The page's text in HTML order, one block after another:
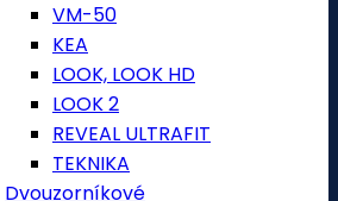
VM-50
KEA
LOOK, LOOK HD
LOOK 2
REVEAL ULTRAFIT
TEKNIKA
Dvouzorníkové